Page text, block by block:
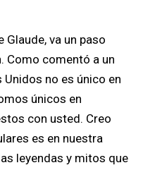
Como comentó a un
Unidos no es único en
únicos en
con usted. Creo
es en nuestra
leyendas y mitos que